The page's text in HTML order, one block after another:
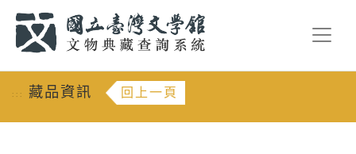
::: 藏品資訊 回上一頁